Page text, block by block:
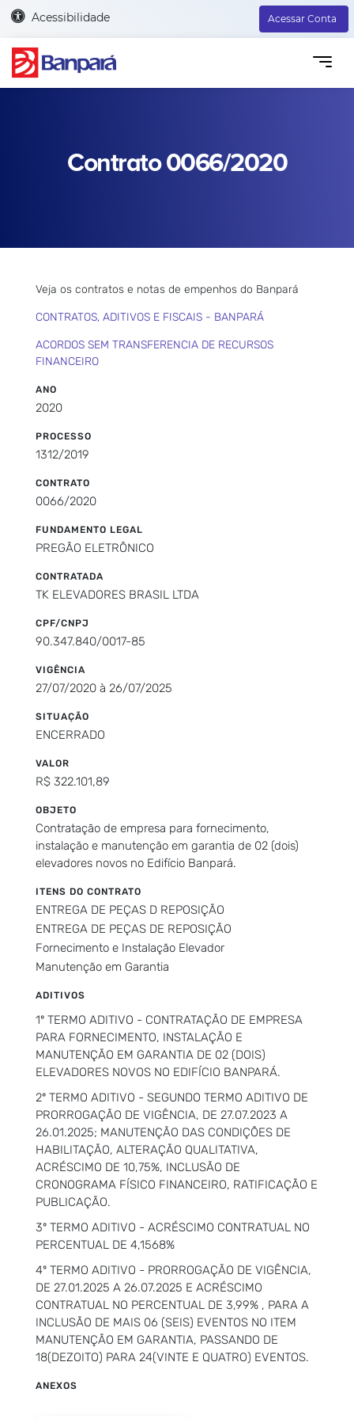
Acessibilidade Acessar Conta
Contrato 0066/2020
Veja os contratos e notas de empenhos do Banpará
CONTRATOS, ADITIVOS E FISCAIS - BANPARÁ
ACORDOS SEM TRANSFERENCIA DE RECURSOS
FINANCEIRO
ANO
2020
PROCESSO
1312/2019
CONTRATO
0066/2020
FUNDAMENTO LEGAL
PREGÃO ELETRÔNICO
CONTRATADA
TK ELEVADORES BRASIL LTDA
CPF/CNPJ
90.347.840/0017-85
VIGÊNCIA
27/07/2020 à 26/07/2025
SITUAÇÃO
ENCERRADO
VALOR
R$ 322.101,89
OBJETO
Contratação de empresa para fornecimento,
instalação e manutenção em garantia de 02 (dois)
elevadores novos no Edifício Banpará.
ITENS DO CONTRATO
ENTREGA DE PEÇAS D REPOSIÇÃO
ENTREGA DE PEÇAS DE REPOSIÇÃO
Fornecimento e Instalação Elevador
Manutenção em Garantia
ADITIVOS
1º TERMO ADITIVO - CONTRATAÇÃO DE EMPRESA
PARA FORNECIMENTO, INSTALAÇÃO E
MANUTENÇÃO EM GARANTIA DE 02 (DOIS)
ELEVADORES NOVOS NO EDIFÍCIO BANPARÁ.
2º TERMO ADITIVO - SEGUNDO TERMO ADITIVO DE
PRORROGAÇÃO DE VIGÊNCIA, DE 27.07.2023 A
26.01.2025; MANUTENÇÃO DAS CONDIÇÕES DE
HABILITAÇÃO, ALTERAÇÃO QUALITATIVA,
ACRÉSCIMO DE 10,75%, INCLUSÃO DE
CRONOGRAMA FÍSICO FINANCEIRO, RATIFICAÇÃO E
PUBLICAÇÃO.
3º TERMO ADITIVO - ACRÉSCIMO CONTRATUAL NO
PERCENTUAL DE 4,1568%
4º TERMO ADITIVO - PRORROGAÇÃO DE VIGÊNCIA,
DE 27.01.2025 A 26.07.2025 E ACRÉSCIMO
CONTRATUAL NO PERCENTUAL DE 3,99% , PARA A
INCLUSÃO DE MAIS 06 (SEIS) EVENTOS NO ITEM
MANUTENÇÃO EM GARANTIA, PASSANDO DE
18(DEZOITO) PARA 24(VINTE E QUATRO) EVENTOS.
ANEXOS